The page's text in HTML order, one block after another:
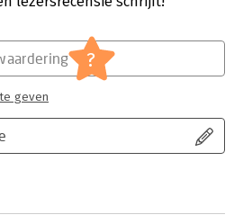
en media
?
geven